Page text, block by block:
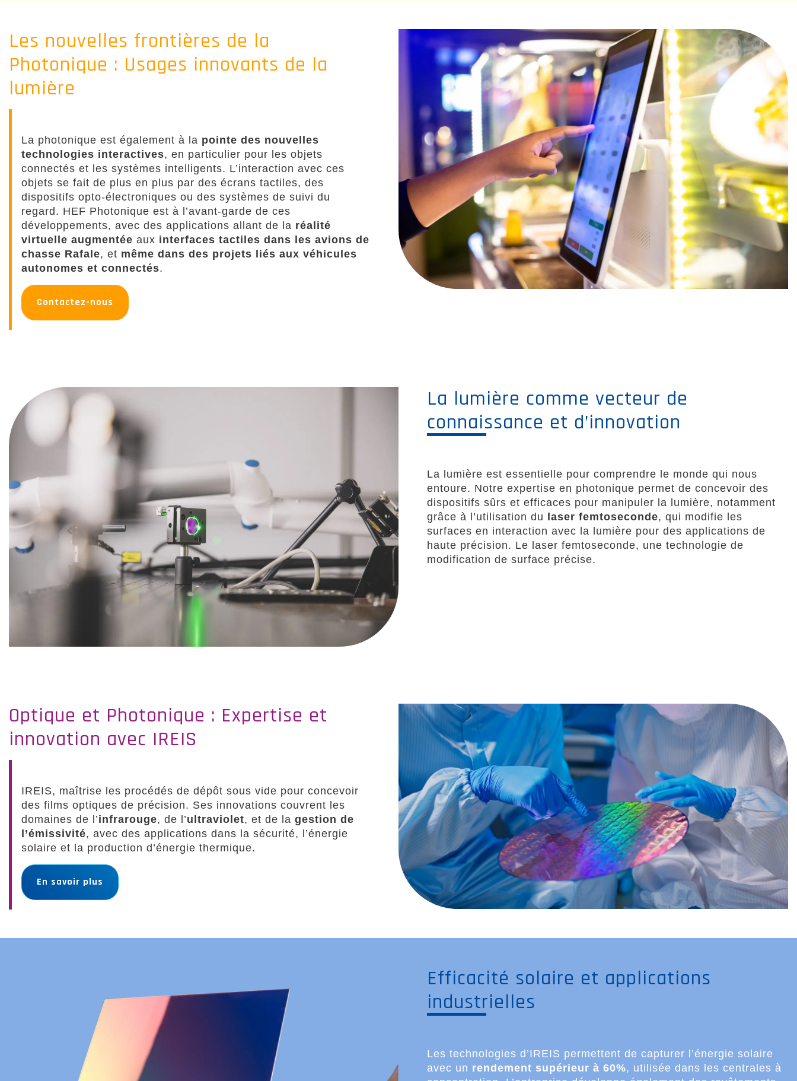
Les nouvelles frontières de la
Photonique : Usages innovants de la
lumière
La photonique est également à la pointe des nouvelles
technologies interactives, en particulier pour les objets
connectés et les systèmes intelligents. L’interaction avec ces
objets se fait de plus en plus par des écrans tactiles, des
dispositifs opto-électroniques ou des systèmes de suivi du
regard. HEF Photonique est à l’avant-garde de ces
développements, avec des applications allant de la réalité
virtuelle augmentée aux interfaces tactiles dans les avions de
chasse Rafale, et même dans des projets liés aux véhicules
autonomes et connectés.
Contactez-nous
La lumière comme vecteur de
connaissance et d’innovation
La lumière est essentielle pour comprendre le monde qui nous
entoure. Notre expertise en photonique permet de concevoir des
dispositifs sûrs et efficaces pour manipuler la lumière, notamment
grâce à l’utilisation du
laser femtoseconde, qui modifie les
surfaces en interaction avec la lumière pour des applications de
haute précision. Le laser femtoseconde, une technologie de
modification de surface précise.
Optique et Photonique : Expertise et
innovation avec IREIS
IREIS, maîtrise les procédés de dépôt sous vide pour concevoir
des films optiques de précision. Ses innovations couvrent les
domaines de l’infrarouge, de l’ultraviolet, et de la gestion de
l’émissivité, avec des applications dans la sécurité, l’énergie
solaire et la production d’énergie thermique.
En savoir plus
Efficacité solaire et applications
industrielles
Les technologies d’IREIS permettent de capturer l’énergie solaire
avec un rendement supérieur à 60%, utilisée dans les centrales à